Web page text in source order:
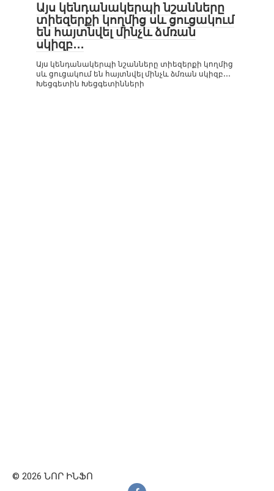
Այս կենդանակերպի նշանները
տիեզերքի կողմից սև ցուցակում
են հայտնվել մինչև ձմռան
սկիզբ․․․
Այս կենդանակերպի նշանները տիեզերքի կողմից
սև ցուցակում են հայտնվել մինչև ձմռան սկիզբ․․․
Խեցգետին Խեցգետինների
© 2026 ՆՈՐ ԻՆՖՈ